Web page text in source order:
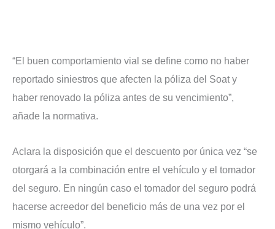
“El buen comportamiento vial se define como no haber
reportado siniestros que afecten la póliza del Soat y
haber renovado la póliza antes de su vencimiento”,
añade la normativa.
Aclara la disposición que el descuento por única vez “se
otorgará a la combinación entre el vehículo y el tomador
del seguro. En ningún caso el tomador del seguro podrá
hacerse acreedor del beneficio más de una vez por el
mismo vehículo”.